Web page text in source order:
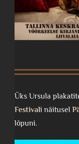
Üks Ursula
Festivali näitusel
lõpuni.